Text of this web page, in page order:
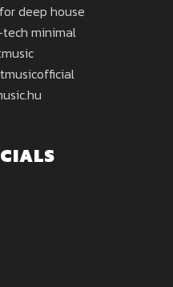
deep house
minimal